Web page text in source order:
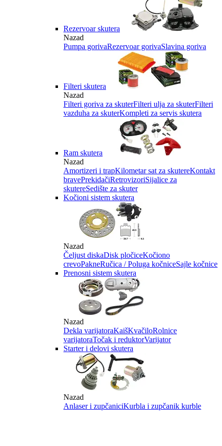
Rezervoar skutera
Nazad
Pumpa gorivaRezervoar gorivaSlavina goriva
Filteri skutera
Nazad
Filteri goriva za skuterFilteri ulja za skuterFilteri
vazduha za skuterKompleti za servis skutera
Ram skutera
Nazad
Amortizeri i trapKilometar sat za skutereKontakt
bravePrekidačiRetrovizoriSijalice za
skutereSedište za skuter
Kočioni sistem skutera
Nazad
Čeljust diskaDisk pločiceKočiono
crevoPakneRučica / Poluga kočniceSajle kočnice
Prenosni sistem skutera
Nazad
Dekla varijatoraKaišKvačiloRolnice
varijatoraTočak i reduktorVarijator
Starter i delovi skutera
Nazad
Anlaser i zupčaniciKurbla i zupčanik kurble